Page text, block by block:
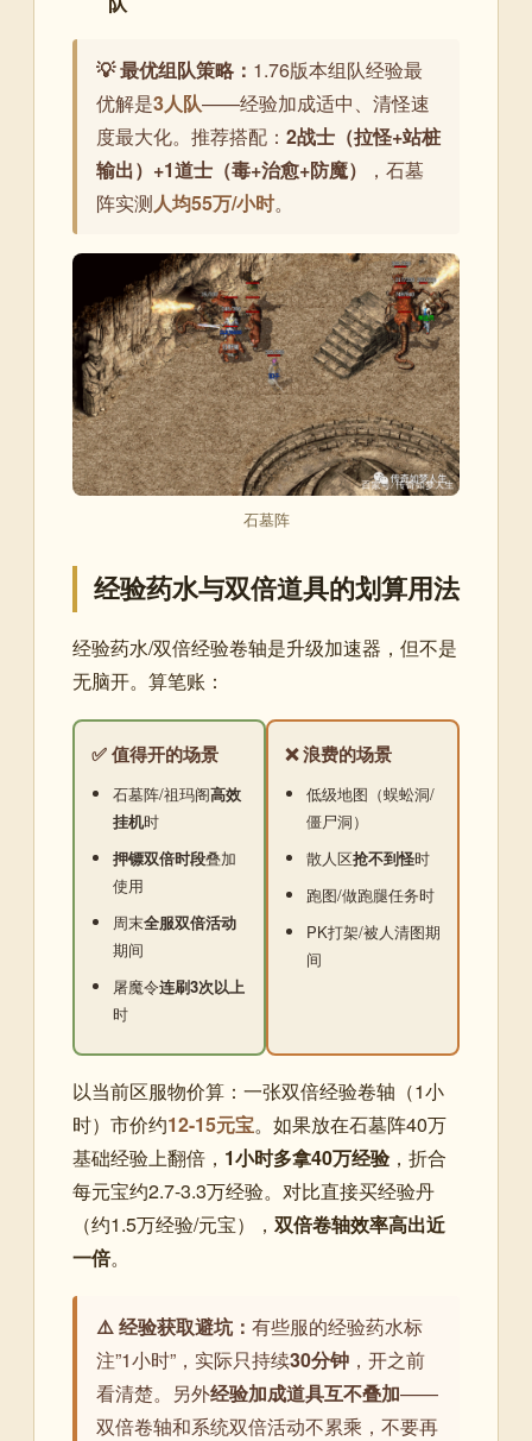
💡 最优组队策略： 1.76版本组队经验最
优解是3人队——经验加成适中、清怪速
度最大化。推荐搭配： 2战士（拉怪+站桩
输出）+1道士（毒+治愈+防魔）
，石墓
阵实测人均55万/小时。
石墓阵
经验药水与双倍道具的划算用法
经验药水/双倍经验卷轴是升级加速器，但不是
无脑开。算笔账：
✅ 值得开的场景
石墓阵/祖玛阁高效
挂机时
押镖双倍时段叠加
使用
周末全服双倍活动
期间
屠魔令连刷3次以上
时
❌ 浪费的场景
低级地图（蜈蚣洞/
僵尸洞）
散人区抢不到怪时
跑图/做跑腿任务时
PK打架/被人清图期
间
以当前区服物价算：一张双倍经验卷轴（1小
时）市价约12-15元宝。如果放在石墓阵40万
基础经验上翻倍， 1小时多拿40万经验，折合
每元宝约2.7-3.3万经验。对比直接买经验丹
（约1.5万经验/元宝）， 双倍卷轴效率高出近
一倍。
⚠️ 经验获取避坑： 有些服的经验药水标
注”1小时”，实际只持续30分钟 ，开之前
看清楚。另外经验加成道具互不叠加——
双倍卷轴和系统双倍活动不累乘，不要再